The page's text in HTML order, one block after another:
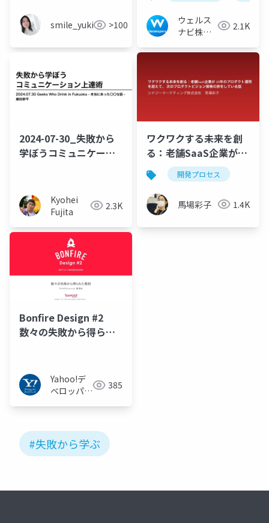
smile_yukiko_it>100
ウェルス
ナビ株式
広報チー
2.1K
2024-07-30_失敗から
学ぼうコミュニケーシ
Kyohei
Fujita
2.3K
ワクワクする未来を創
る：老舗SaaS企業が
20年のプロダクト運用
を超えて、 次のプロダ
クトビジョン探索の旅
をしている話
開発プロセス
馬場彩子 1.4K
Bonfire Design #2
数々の失敗から得られ
Yahoo!デ
ベロッパー
385
#失敗から学ぶ